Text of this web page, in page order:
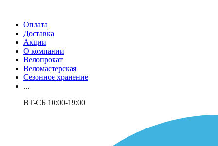
Оплата
Доставка
Акции
О компании
Велопрокат
Веломастерская
Сезонное хранение
...
ВТ-СБ 10:00-19:00